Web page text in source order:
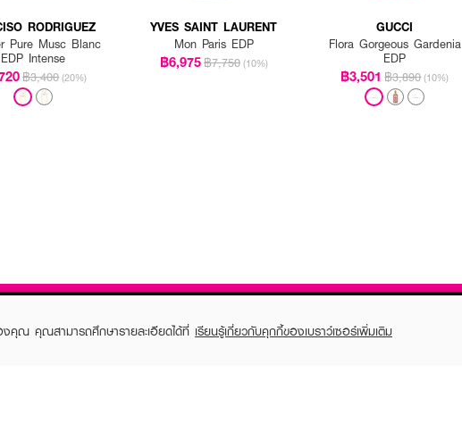
RODRIGUEZ
Pure Musc Blanc
EDP Intense
฿3,400 (20%)
YVES SAINT LAURENT
Mon Paris EDP
฿6,975฿7,750 (10%)
GUCCI
Flora Gorgeous Gardenia
EDP
฿3,501 ฿3,890 (10%)
องคุณ คุณสามารถศึกษารายละเอียดได้ที่ เรียนรู้เกี่ยวกับคุกกี้ของเบราว์เซอร์เพิ่มเติม